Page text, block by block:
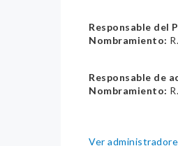
Responsable del
Nombramiento:
Responsable de
Nombramiento:
Ver